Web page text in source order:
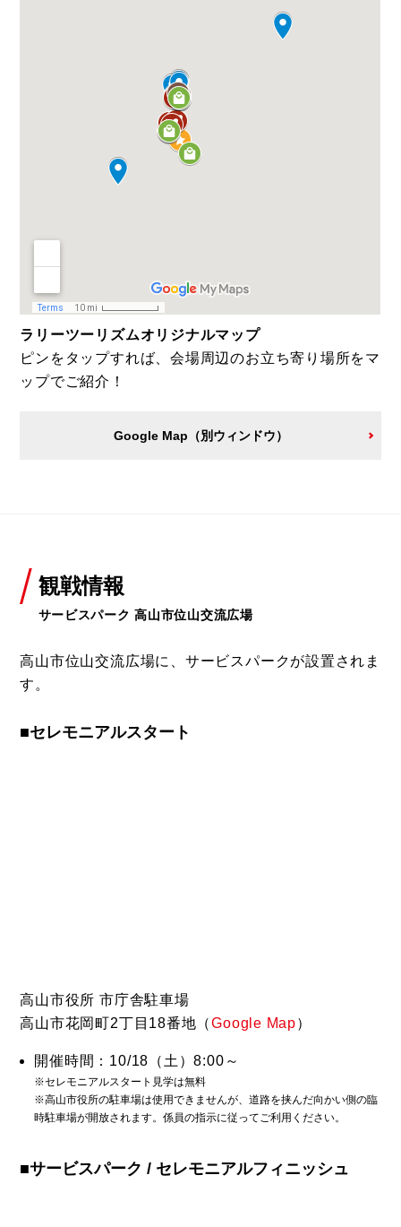
ラリーツーリズムオリジナルマップ
ピンをタップすれば、会場周辺のお立ち寄り場所をマ
ップでご紹介！
Google Map（別ウィンドウ）
観戦情報
サービスパーク 高山市位山交流広場
高山市位山交流広場に、サービスパークが設置されま
す。
■セレモニアルスタート
高山市役所 市庁舎駐車場
高山市花岡町2丁目18番地（Google Map）
開催時間：10/18（土）8:00～
※セレモニアルスタート見学は無料
※高山市役所の駐車場は使用できませんが、道路を挟んだ向かい側の臨
時駐車場が開放されます。係員の指示に従ってご利用ください。
■サービスパーク / セレモニアルフィニッシュ